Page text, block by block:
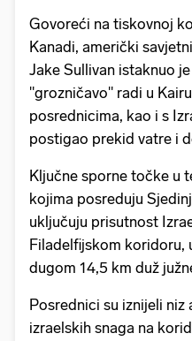
Govoreći na tiskovnoj
Kanadi, američki
Jake Sullivan istaknuo
"grozničavo" radi u
posrednicima, kao i s
postigao prekid vatre i
Ključne sporne točke u
kojima posreduju
uključuju prisutnost
Filadelfijskom koridoru,
dugom 14,5 km duž
Posrednici su iznijeli
izraelskih snaga na